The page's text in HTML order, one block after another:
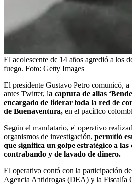
El adolescente de 14 años agredió a los
fuego. Foto: Getty Images
El presidente Gustavo Petro comunicó, a
antes Twitter, la captura de alias
encargado de liderar toda la red de
de Buenaventura, en el pacífico
Según el mandatario, el operativo
organismos de investigación, permitió
que significa un golpe estratégico a las
contrabando y de lavado de dinero.
El operativo contó con la participación
Agencia Antidrogas (DEA) y la Fiscalía